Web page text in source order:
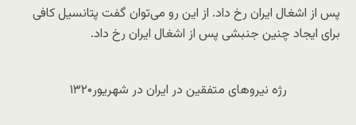
پس از اشغال ایران رخ داد. از این رو می‌توان گفت پتانسیل کافی
برای ایجاد چنین جنبشی پس از اشغال ایران رخ داد.
رژه نیروهای متفقین در ایران در شهریور۱۳۲۰